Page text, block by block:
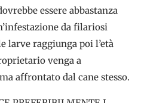
essere abbastanza
da filariosi
larve raggiunga poi l’età
venga a
affrontato dal cane stesso.